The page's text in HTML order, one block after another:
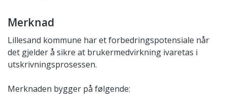
Merknad
Lillesand kommune har et forbedringspotensiale når
det gjelder å sikre at brukermedvirkning ivaretas i
utskrivningsprosessen.
Merknaden bygger på følgende: